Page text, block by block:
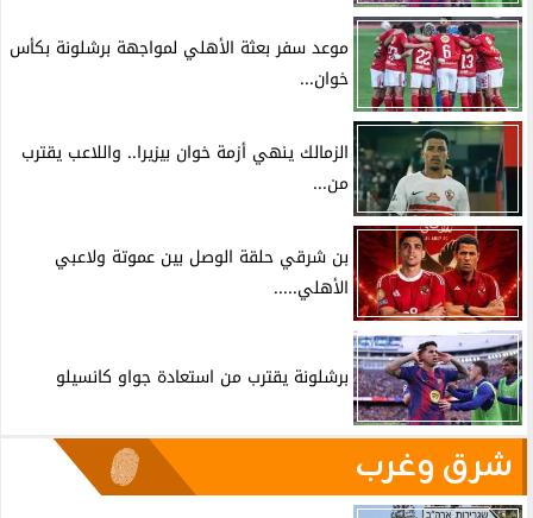
موعد سفر بعثة الأهلي لمواجهة برشلونة بكأس
خوان...
الزمالك ينهي أزمة خوان بيزيرا.. واللاعب يقترب
من...
بن شرقي حلقة الوصل بين عموتة ولاعبي
الأهلي.....
برشلونة يقترب من استعادة جواو كانسيلو
شرق وغرب